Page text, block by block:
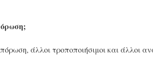
άλλοι τροποποιήσιμοι και άλλοι